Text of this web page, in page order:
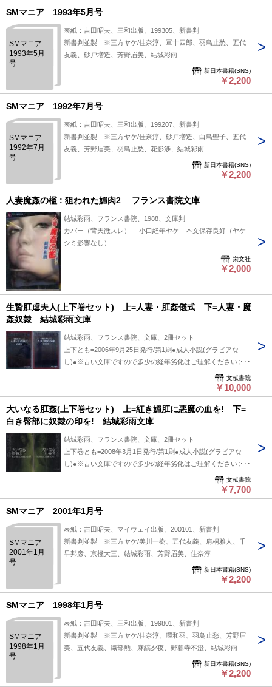
SMマニア 1993年5月号
SMマニア
1993年5月
号
表紙：吉田昭夫、三和出版、199305、新書判
新書判並製 ※三方ヤケ/佳奈淳、軍十四郎、羽鳥止愁、五代
友義、砂戸増造、芳野眉美、結城彩雨
新日本書籍(SNS)
￥2,200
SMマニア 1992年7月号
SMマニア
1992年7月
号
表紙：吉田昭夫、三和出版、199207、新書判
新書判並製 ※三方ヤケ/佳奈淳、砂戸増造、白鳥聖子、五代
友義、芳野眉美、羽鳥止愁、花影渉、結城彩雨
新日本書籍(SNS)
￥2,200
人妻魔姦の檻 : 狙われた媚肉2 フランス書院文庫
結城彩雨、フランス書院、1988、文庫判
カバー（背天微スレ） 小口経年ヤケ 本文保存良好（ヤケ
シミ影響なし）
栄文社
￥2,000
生贄肛虐夫人(上下巻セット) 上=人妻・肛姦儀式 下=人妻・魔
姦奴隷 結城彩雨文庫
結城彩雨、フランス書院、文庫、2冊セット
上下とも=2006年9月25日発行/第1刷●成人小説(グラビアな
し)●※古い文庫ですので多少の経年劣化はご理解くださいま
せ。※この商品は成人向け商品です。18歳以上の方のみご購
入できます。※掲載品、通販商品は全て店頭・他サイト販売と
併用です。売り切れの際はキャンセル処理とさせていただきま
すので、御了承ください。
文献書院
￥10,000
大いなる肛姦(上下巻セット) 上=紅き媚肛に悪魔の血を! 下=
白き臀部に奴隷の印を! 結城彩雨文庫
結城彩雨、フランス書院、文庫、2冊セット
上下巻とも=2008年3月1日発行/第1刷●成人小説(グラビアな
し)●※古い文庫ですので多少の経年劣化はご理解くださいま
せ。※この商品は成人向け商品です。18歳以上の方のみご購
入できます。※掲載品、通販商品は全て店頭・他サイト販売と
併用です。売り切れの際はキャンセル処理とさせていただきま
すので、御了承ください。
文献書院
￥7,700
SMマニア 2001年1月号
SMマニア
2001年1月
号
表紙：吉田昭夫、マイウェイ出版、200101、新書判
新書判並製 ※三方ヤケ/美川一樹、五代友義、肩桐雅人、千
早邦彦、京極大三、結城彩雨、芳野眉美、佳奈淳
新日本書籍(SNS)
￥2,200
SMマニア 1998年1月号
SMマニア
1998年1月
号
表紙：吉田昭夫、三和出版、199801、新書判
新書判並製 ※三方ヤケ/佳奈淳、環和羽、羽鳥止愁、芳野眉
美、五代友義、織部勲、麻縞夕夜、野暮寺不澄、結城彩雨
新日本書籍(SNS)
￥2,200